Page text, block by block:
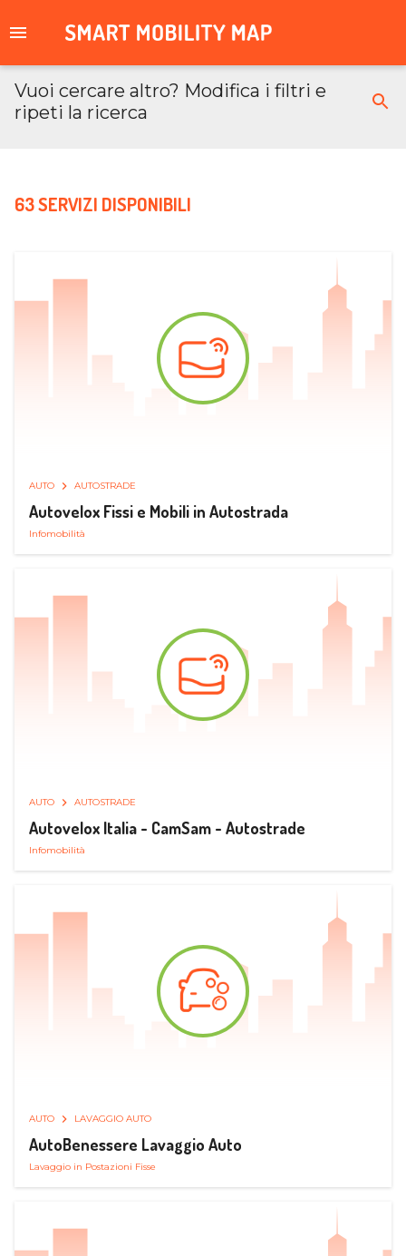
Vuoi cercare altro? Modifica i filtri e
ripeti la ricerca
63 SERVIZI DISPONIBILI
AUTO AUTOSTRADE
Autovelox Fissi e Mobili in Autostrada
Infomobilità
AUTO AUTOSTRADE
Autovelox Italia - CamSam - Autostrade
Infomobilità
AUTO LAVAGGIO AUTO
AutoBenessere Lavaggio Auto
Lavaggio in Postazioni Fisse